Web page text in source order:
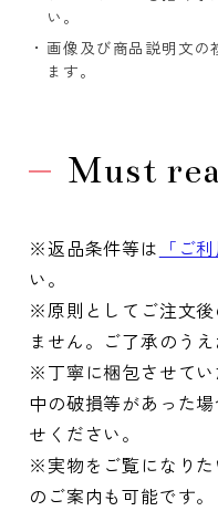
い。
画像及び商品説明文の
ます。
Must
※返品条件等は 「ご
い。
※原則としてご注文
ません。ご了承のう
※丁寧に梱包させて
中の破損等があった
せください。
※実物をご覧になり
のご案内も可能です。